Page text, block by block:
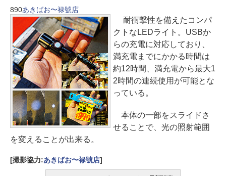
890あきばお〜禄號店
耐衝撃性を備えたコンパ
クトなLEDライト。USBか
らの充電に対応しており、
満充電までにかかる時間は
約12時間、満充電から最大1
2時間の連続使用が可能とな
っている。
本体の一部をスライドさ
せることで、光の照射範囲
を変えることが出来る。
[撮影協力:あきばお〜禄號店]